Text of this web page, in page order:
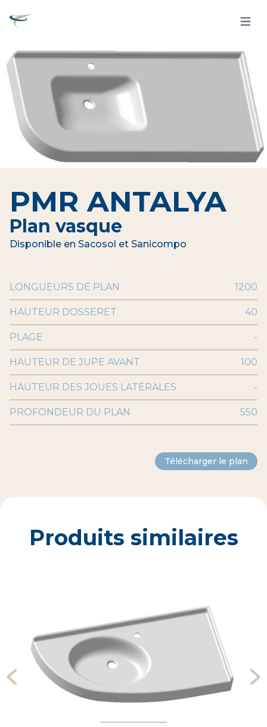
Open
PMR ANTALYA
Plan vasque
Disponible en Sacosol et Sanicompo
LONGUEURS DE PLAN 1200
HAUTEUR DOSSERET 40
PLAGE -
HAUTEUR DE JUPE AVANT 100
HAUTEUR DES JOUES LATÉRALES -
PROFONDEUR DU PLAN 550
Télécharger le plan
Produits similaires